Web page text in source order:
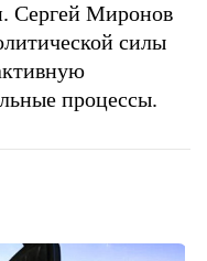
Сергей Миронов
силы
процессы.